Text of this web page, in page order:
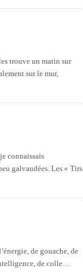
trouve un matin sur
sur le mur,
connaissais
galvaudées. Les « Tirs
de gouache, de
de colle…